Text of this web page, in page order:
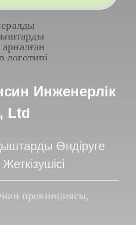
Инженерлік
Ltd
Өндіруге
провинциясы,